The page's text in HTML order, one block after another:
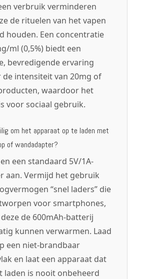
verbruik verminderen
de rituelen van het vapen
houden. Een concentratie
ml (0,5%) biedt een
bevredigende ervaring
de intensiteit van 20mg of
waardoor het
voor sociaal gebruik.
om het apparaat op te laden met
of wandadapter?
een standaard 5V/1A-
aan. Vermijd het gebruik
“snel laders” die
voor smartphones,
de 600mAh-batterij
kunnen verwarmen. Laad
een niet-brandbaar
en laat een apparaat dat
laden is nooit onbeheerd